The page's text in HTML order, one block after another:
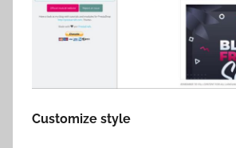
Customize style